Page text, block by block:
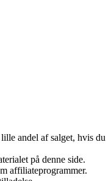
andel af salget, hvis du
på denne side.
affiliateprogrammer.